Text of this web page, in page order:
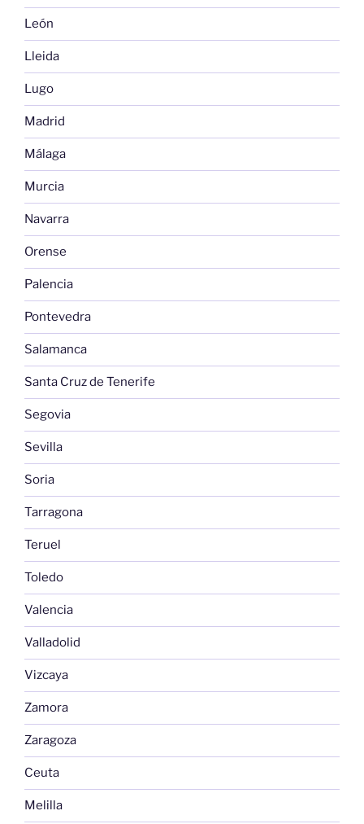
León
Lleida
Lugo
Madrid
Málaga
Murcia
Navarra
Orense
Palencia
Pontevedra
Salamanca
Santa Cruz de Tenerife
Segovia
Sevilla
Soria
Tarragona
Teruel
Toledo
Valencia
Valladolid
Vizcaya
Zamora
Zaragoza
Ceuta
Melilla